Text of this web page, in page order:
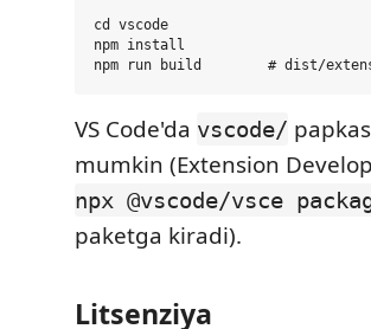
cd vscode
npm install
VS Code'da vscode/
mumkin (Extension
npx @vscode/vsce
paketga kiradi).
Litsenziya